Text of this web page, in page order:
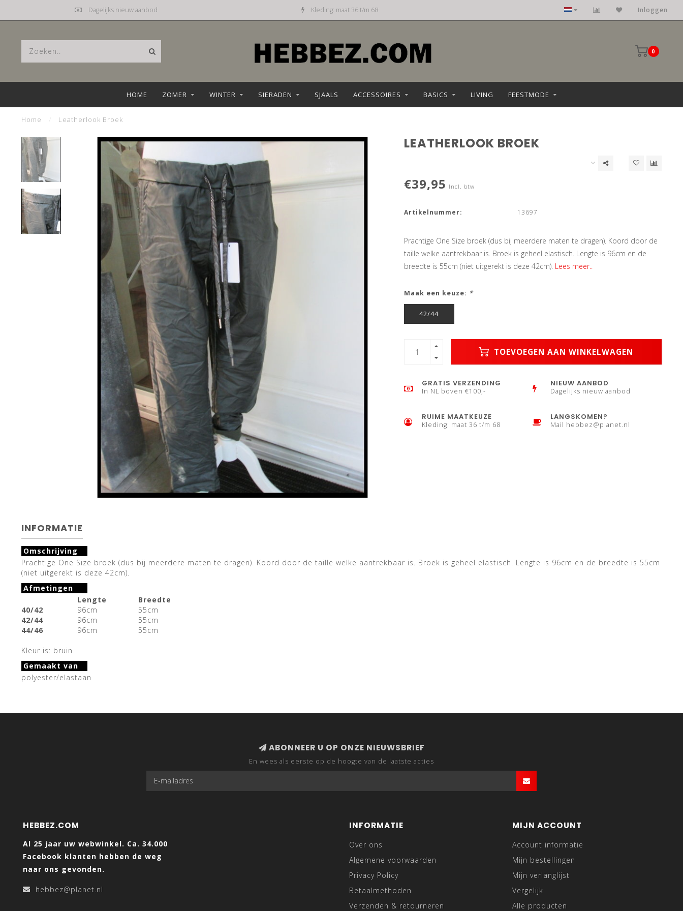
Dagelijks nieuw aanbod Kleding: maat 36 t/m 68 Inloggen
0
HOME ZOMER WINTER SIERADEN SJAALS ACCESSOIRES BASICS LIVING FEESTMODE
Home Leatherlook Broek
LEATHERLOOK BROEK
€39,95 Incl. btw
Artikelnummer: 13697
Prachtige One Size broek (dus bij meerdere maten te dragen). Koord door de
taille welke aantrekbaar is. Broek is geheel elastisch. Lengte is 96cm en de
breedte is 55cm (niet uitgerekt is deze 42cm). Lees meer..
Maak een keuze: *
42/44
TOEVOEGEN AAN WINKELWAGEN
GRATIS VERZENDING
In NL boven €100,-
NIEUW AANBOD
Dagelijks nieuw aanbod
RUIME MAATKEUZE
Kleding: maat 36 t/m 68
LANGSKOMEN?
Mail hebbez@planet.nl
INFORMATIE
Omschrijving
Prachtige One Size broek (dus bij meerdere maten te dragen). Koord door de taille welke aantrekbaar is. Broek is geheel elastisch. Lengte is 96cm en de breedte is 55cm
(niet uitgerekt is deze 42cm).
Afmetingen
Lengte
Breedte
40/42
96cm
55cm
42/44
96cm
55cm
44/46
96cm 55cm
Kleur is: bruin
Gemaakt van
polyester/elastaan
ABONNEER U OP ONZE NIEUWSBRIEF
En wees als eerste op de hoogte van de laatste acties
HEBBEZ.COM
Al 25 jaar uw webwinkel. Ca. 34.000
Facebook klanten hebben de weg
naar ons gevonden.
hebbez@planet.nl
INFORMATIE
Over ons
Algemene voorwaarden
Privacy Policy
Betaalmethoden
Verzenden & retourneren
MIJN ACCOUNT
Account informatie
Mijn bestellingen
Mijn verlanglijst
Vergelijk
Alle producten